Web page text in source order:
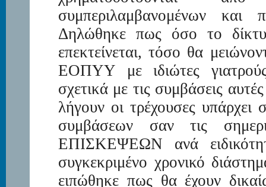
συμπεριλαμβανομένων
Δηλώθηκε πως όσο το
επεκτείνεται, τόσο θα
ΕΟΠΥΥ με ιδιώτες
σχετικά με τις συμβάσεις
λήγουν οι τρέχουσες υπάρχει
συμβάσεων σαν τις
ΕΠΙΣΚΕΨΕΩΝ ανά
συγκεκριμένο χρονικό
ειπώθηκε πως θα έχουν